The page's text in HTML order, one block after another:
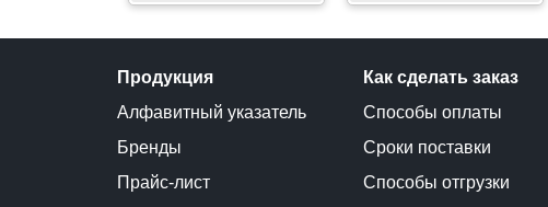
Продукция
Алфавитный указатель
Бренды
Прайс-лист
Как сделать заказ
Способы оплаты
Сроки поставки
Способы отгрузки